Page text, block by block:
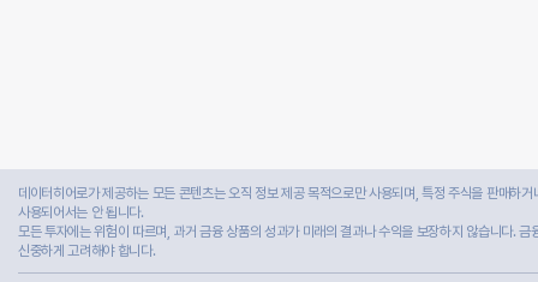
데이터히어로가 제공하는 모든 콘텐츠는 오직 정보 제공 목적으로만 사용되며, 특정 주식을 판매하
사용되어서는 안 됩니다.
모든 투자에는 위험이 따르며, 과거 금융 상품의 성과가 미래의 결과나 수익을 보장하지 않습니다.
신중하게 고려해야 합니다.